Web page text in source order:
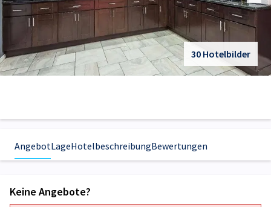
30 Hotelbilder
AngebotLageHotelbeschreibungBewertungen
Keine Angebote?